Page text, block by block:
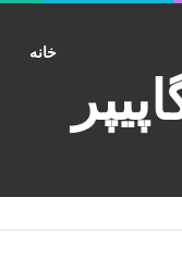
خانه